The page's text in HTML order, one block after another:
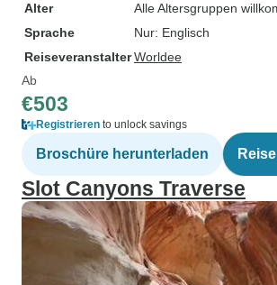
Alter
Alle Altersgruppen
Sprache
Nur: Englisch
ReiseveranstalterWorldee
Ab
€503
Registrieren to unlock savings
Broschüre herunterladen
Slot Canyons Traverse